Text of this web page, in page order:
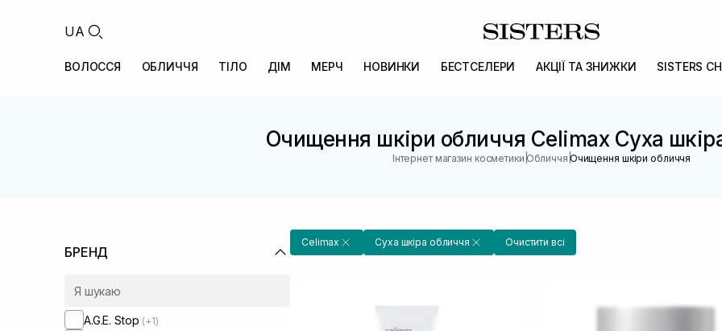
UA
ВОЛОССЯ ОБЛИЧЧЯ ТІЛО ДІМ МЕРЧ НОВИНКИ БЕСТСЕЛЕРИ АКЦІЇ ТА ЗНИЖКИ SISTERS
Очищення шкіри обличчя Celimax Суха
Інтернет магазин косметики |Обличчя |Очищення шкіри обличчя
БРЕНД
A.G.E. Stop (+1)
Celimax Суха шкіра обличчя Очистити всі